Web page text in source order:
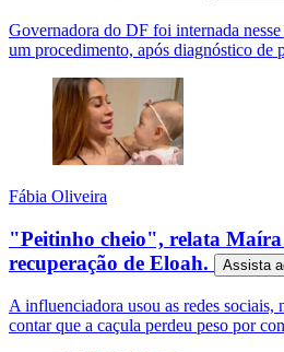
Governadora do DF foi internada
um procedimento, após diagnóstico de
Fábia Oliveira
"Peitinho cheio", relata
recuperação de Eloah.
Assista
A influenciadora usou as redes sociais,
contar que a caçula perdeu peso por